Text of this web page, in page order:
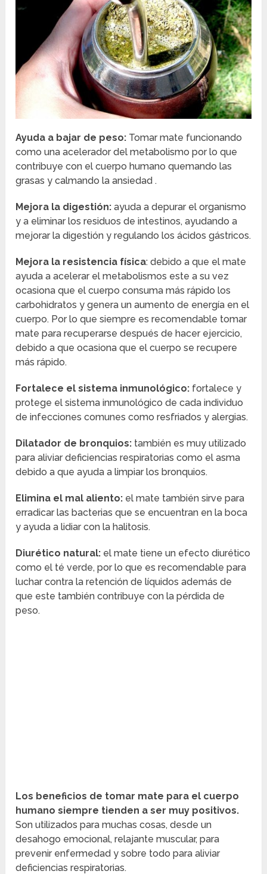
Ayuda a bajar de peso: Tomar mate funcionando
como una acelerador del metabolismo por lo que
contribuye con el cuerpo humano quemando las
grasas y calmando la ansiedad .
Mejora la digestión: ayuda a depurar el organismo
y a eliminar los residuos de intestinos, ayudando a
mejorar la digestión y regulando los ácidos gástricos.
Mejora la resistencia física: debido a que el mate
ayuda a acelerar el metabolismos este a su vez
ocasiona que el cuerpo consuma más rápido los
carbohidratos y genera un aumento de energía en el
cuerpo. Por lo que siempre es recomendable tomar
mate para recuperarse después de hacer ejercicio,
debido a que ocasiona que el cuerpo se recupere
más rápido.
Fortalece el sistema inmunológico: fortalece y
protege el sistema inmunológico de cada individuo
de infecciones comunes como resfriados y alergias.
Dilatador de bronquios: también es muy utilizado
para aliviar deficiencias respiratorias como el asma
debido a que ayuda a limpiar los bronquios.
Elimina el mal aliento: el mate también sirve para
erradicar las bacterias que se encuentran en la boca
y ayuda a lidiar con la halitosis.
Diurético natural: el mate tiene un efecto diurético
como el té verde, por lo que es recomendable para
luchar contra la retención de líquidos además de
que este también contribuye con la pérdida de
peso.
Los beneficios de tomar mate para el cuerpo
humano siempre tienden a ser muy positivos.
Son utilizados para muchas cosas, desde un
desahogo emocional, relajante muscular, para
prevenir enfermedad y sobre todo para aliviar
deficiencias respiratorias.